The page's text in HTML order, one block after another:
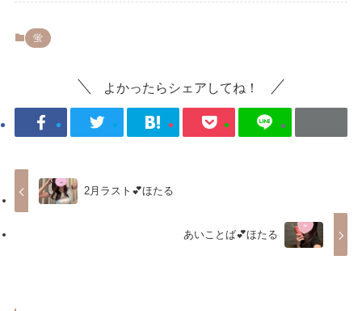
蛍
よかったらシェアしてね！
2月ラスト💕ほたる
あいことば💕ほたる